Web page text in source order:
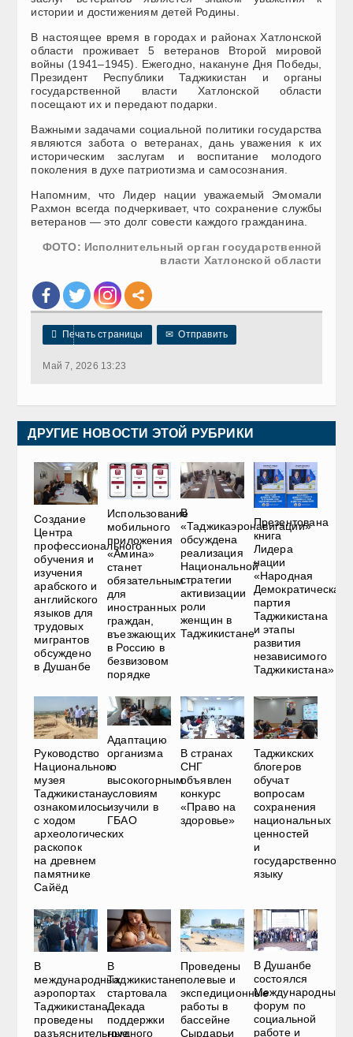
истории и достижениям детей Родины.
В настоящее время в городах и районах Хатлонской
области проживает 5 ветеранов Второй мировой
войны (1941–1945). Ежегодно, накануне Дня Победы,
Президент Республики Таджикистан и органы
государственной власти Хатлонской области
посещают их и передают подарки.
Важными задачами социальной политики государства
являются забота о ветеранах, дань уважения к их
историческим заслугам и воспитание молодого
поколения в духе патриотизма и самосознания.
Напомним, что Лидер нации уважаемый Эмомали
Рахмон всегда подчеркивает, что сохранение службы
ветеранов — это долг совести каждого гражданина.
ФОТО: Исполнительный орган государственной
власти Хатлонской области
 Печать страницы ✉ Отправить
Май 7, 2026 13:23
ДРУГИЕ НОВОСТИ ЭТОЙ РУБРИКИ
Создание
Центра
профессионального
обучения и
изучения
арабского и
английского
языков для
трудовых
мигрантов
обсуждено
в Душанбе
Использование
мобильного
приложения
«Амина»
станет
обязательным
для
иностранных
граждан,
въезжающих
в Россию в
безвизовом
порядке
В
«Таджикаэронавигации»
обсуждена
реализация
Национальной
стратегии
активизации
роли
женщин в
Таджикистане
Презентована
книга
Лидера
нации
«Народная
Демократическая
партия
Таджикистана
и этапы
развития
независимого
Таджикистана»
Руководство
Национального
музея
Таджикистана
ознакомилось
с ходом
археологических
раскопок
на древнем
памятнике
Сайёд
Адаптацию
организма
к
высокогорным
условиям
изучили в
ГБАО
В странах
СНГ
объявлен
конкурс
«Право на
здоровье»
Таджикских
блогеров
обучат
вопросам
сохранения
национальных
ценностей
и
государственному
языку
В
международных
аэропортах
Таджикистана
проведены
разъяснительные
В
Таджикистане
стартовала
Декада
поддержки
грудного
Проведены
полевые и
экспедиционные
работы в
бассейне
Сырдарьи
В Душанбе
состоялся
Международный
форум по
социальной
работе и